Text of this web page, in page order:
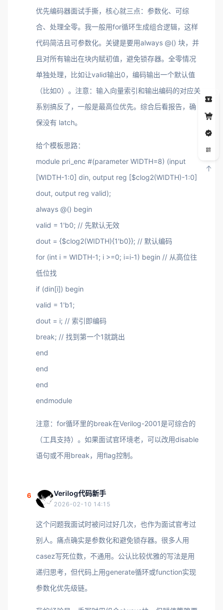
优先编码器面试手撕，核心就三点：参数化、可综
合、处理全零。我一般用for循环生成组合逻辑，这样
代码简洁且可参数化。关键是要用always @() 块，并
且对所有输出在块内赋初值，避免锁存器。全零情况
单独处理，比如让valid输出0，编码输出一个默认值
（比如0）。注意：输入向量索引和输出编码的对应关
系别搞反了，一般是最高位优先。综合后看报告，确
保没有 latch。
给个模板思路：
module pri_enc #(parameter WIDTH=8) (input
[WIDTH-1:0] din, output reg [$clog2(WIDTH)-1:0]
dout, output reg valid);
always @() begin
valid = 1'b0; // 先默认无效
dout = {$clog2(WIDTH){1'b0}}; // 默认编码
for (int i = WIDTH-1; i >=0; i=i-1) begin // 从高位往
低位找
if (din[i]) begin
valid = 1'b1;
dout = i; // 索引即编码
break; // 找到第一个1就跳出
end
end
end
endmodule
注意：for循环里的break在Verilog-2001是可综合的
（工具支持）。如果面试官环境老，可以改用disable
语句或不用break，用flag控制。
6 Verilog代码新手
2026-02-10 14:15
这个问题我面试时被问过好几次，也作为面试官考过
别人。痛点确实是参数化和避免锁存器。很多人用
casez写死位数，不通用。公认比较优雅的写法是用
递归思考，但代码上用generate循环或function实现
参数化优先级链。